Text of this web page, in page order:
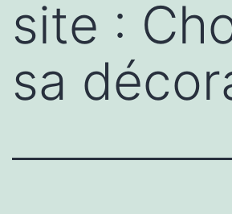
site :
sa